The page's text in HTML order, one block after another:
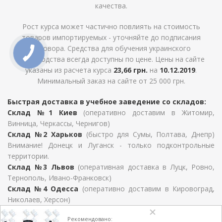
качества.
Рост курса может частично повлиять на стоимость
товаров импортируемых - уточняйте до подписания
договора. Средства для обучения украинского
производства всегда доступны по цене. Цены на сайте
указаны из расчета курса 23,66 грн. на 10.12.2019.
Минимальный заказ на сайте от 25 000 грн.
Быстрая доставка в учебное заведение со складов:
Склад №1 Киев (оперативно доставим в Житомир,
Винница, Черкассы, Чернигов)
Склад №2 Харьков (быстро для Сумы, Полтава, Днепр)
Внимание! Донецк и Луганск - только подконтрольные
территории.
Склад №3 Львов (оперативная доставка в Луцк, Ровно,
Тернополь, Ивано-Франковск)
Склад №4 Одесса (оперативно доставим в Кировоград,
Николаев, Херсон)
Для Закарпатской области, Хмельницкий, Черновцы и
Рекомендовано: